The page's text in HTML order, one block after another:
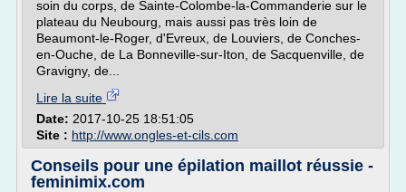
soin du corps, de Sainte-Colombe-la-Commanderie sur le
plateau du Neubourg, mais aussi pas très loin de
Beaumont-le-Roger, d'Evreux, de Louviers, de Conches-
en-Ouche, de La Bonneville-sur-Iton, de Sacquenville, de
Gravigny, de...
Lire la suite
Date: 2017-10-25 18:51:05
Site : http://www.ongles-et-cils.com
Conseils pour une épilation maillot réussie -
feminimix.com